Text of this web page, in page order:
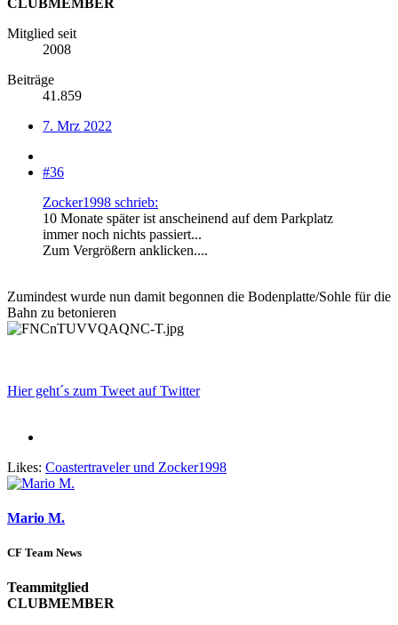
Mitglied seit
2008
Beiträge
41.859
7. Mrz 2022
#36
Zocker1998 schrieb:
10 Monate später ist anscheinend auf dem Parkplatz
immer noch nichts passiert...
Zum Vergrößern anklicken....
Zumindest wurde nun damit begonnen die Bodenplatte/Sohle für die
Bahn zu betonieren
Hier geht´s zum Tweet auf Twitter
Likes: Coastertravelerund Zocker1998
Mario M.
CF Team News
Teammitglied
CLUBMEMBER